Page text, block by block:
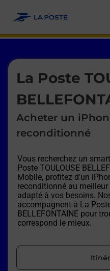
La Poste
Acheter un
reconditionné
Vous recherchez un
Poste TOULOUSE
Mobile, profitez d’un
reconditionné au
adapté à vos besoins.
accompagnent à La
BELLEFONTAINE pour
correspond le mieux.
Le lien s'ouvre dans un